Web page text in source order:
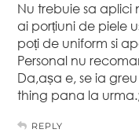
Nu trebuie sa
ai porțiuni de piele
poți de uniform si
Personal nu
Da,așa e, se ia
thing pana la
REPLY